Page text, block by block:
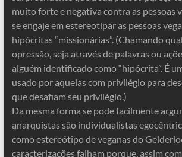
muito forte e negativa contra as pessoas
se engaje em estereotipar as pessoas
hipócritas “missionárias”. (Chamando
opressão, seja através de palavras ou
alguém identificado como “hipócrita”. É
usado por aquelas com privilégio para
que desafiam seu privilégio.)
Da mesma forma se pode facilmente
anarquistas são individualistas
como estereótipo de veganas do
caracterizações falham porque, assim